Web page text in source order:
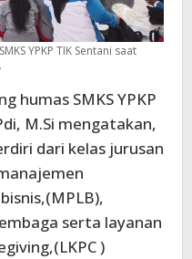
YPKP TIK Sentani saat
humas SMKS YPKP
M.Si mengatakan,
dari kelas jurusan
serta layanan
)